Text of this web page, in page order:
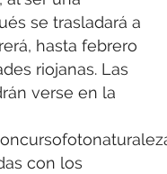
se trasladará a
hasta febrero
riojanas. Las
verse en la
con los